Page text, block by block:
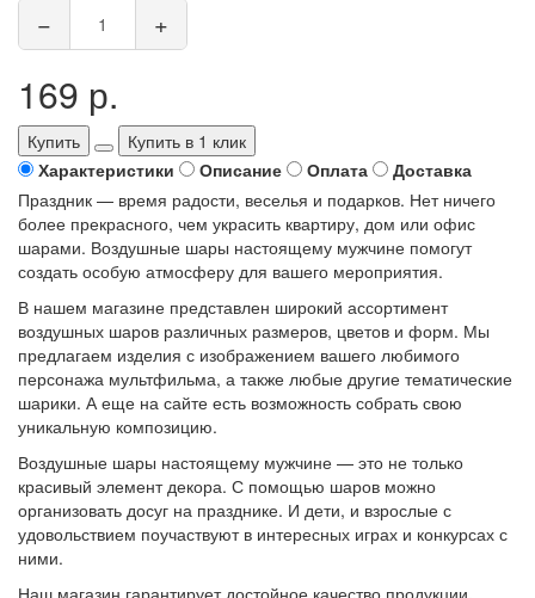
− +
169 р.
Купить
Купить в 1 клик
Характеристики
Описание Оплата
Доставка
Праздник — время радости, веселья и подарков. Нет ничего
более прекрасного, чем украсить квартиру, дом или офис
шарами. Воздушные шары настоящему мужчине помогут
создать особую атмосферу для вашего мероприятия.
В нашем магазине представлен широкий ассортимент
воздушных шаров различных размеров, цветов и форм. Мы
предлагаем изделия с изображением вашего любимого
персонажа мультфильма, а также любые другие тематические
шарики. А еще на сайте есть возможность собрать свою
уникальную композицию.
Воздушные шары настоящему мужчине — это не только
красивый элемент декора. С помощью шаров можно
организовать досуг на празднике. И дети, и взрослые с
удовольствием поучаствуют в интересных играх и конкурсах с
ними.